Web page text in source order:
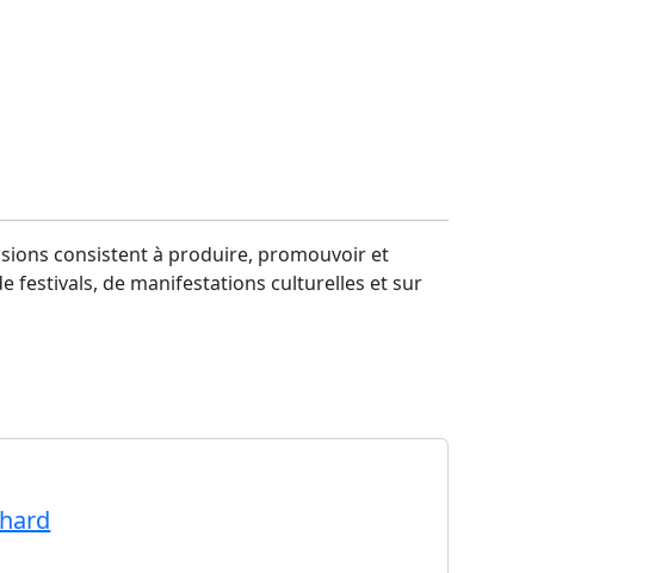
consistent à produire, promouvoir et
festivals, de manifestations culturelles et sur